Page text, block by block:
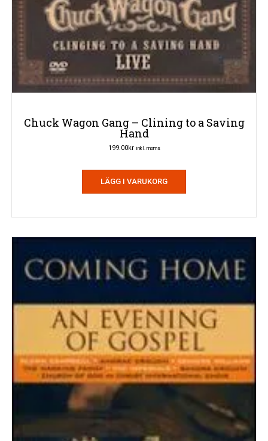
Chuck Wagon Gang – Clining to a Saving
Hand
199.00kr inkl. moms
LÄGG I VARUKORG